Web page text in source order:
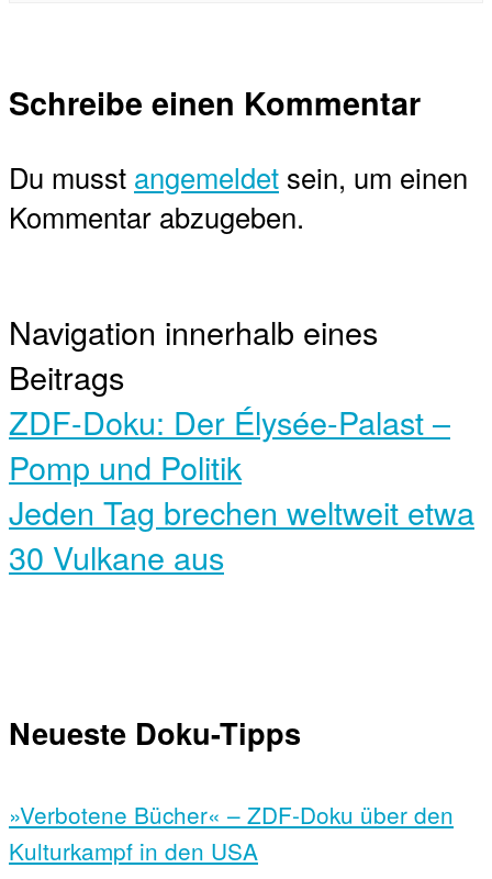
Schreibe einen Kommentar
Du musst angemeldet sein, um einen
Kommentar abzugeben.
Navigation innerhalb eines
Beitrags
ZDF-Doku: Der Élysée-Palast –
Pomp und Politik
Jeden Tag brechen weltweit etwa
30 Vulkane aus
Neueste Doku-Tipps
»Verbotene Bücher« – ZDF-Doku über den
Kulturkampf in den USA